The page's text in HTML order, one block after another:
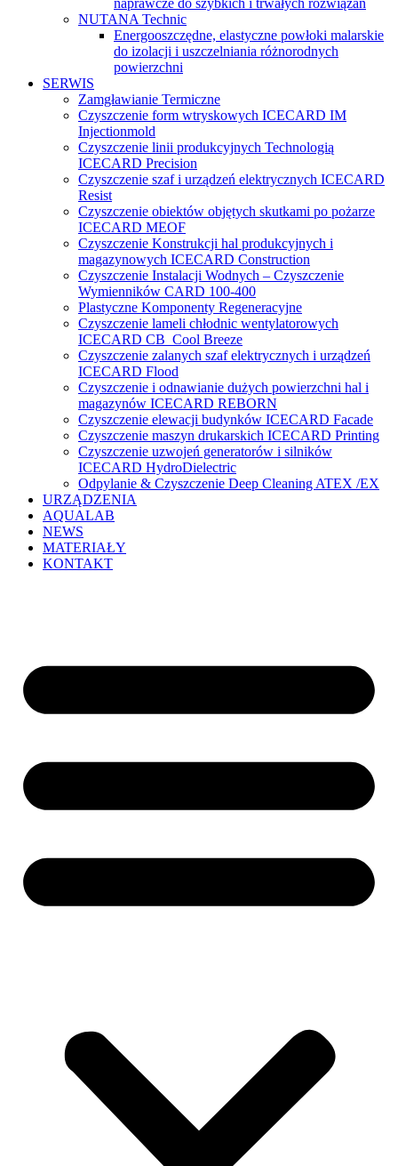
naprawcze do szybkich i trwałych rozwiązań
NUTANA Technic
Energooszczędne, elastyczne powłoki malarskie
do izolacji i uszczelniania różnorodnych
powierzchni
SERWIS
Zamgławianie Termiczne
Czyszczenie form wtryskowych ICECARD IM
Injectionmold
Czyszczenie linii produkcyjnych Technologią
ICECARD Precision
Czyszczenie szaf i urządzeń elektrycznych ICECARD
Resist
Czyszczenie obiektów objętych skutkami po pożarze
ICECARD MEOF
Czyszczenie Konstrukcji hal produkcyjnych i
magazynowych ICECARD Construction
Czyszczenie Instalacji Wodnych – Czyszczenie
Wymienników CARD 100-400
Plastyczne Komponenty Regeneracyjne
Czyszczenie lameli chłodnic wentylatorowych
ICECARD CB Cool Breeze
Czyszczenie zalanych szaf elektrycznych i urządzeń
ICECARD Flood
Czyszczenie i odnawianie dużych powierzchni hal i
magazynów ICECARD REBORN
Czyszczenie elewacji budynków ICECARD Facade
Czyszczenie maszyn drukarskich ICECARD Printing
Czyszczenie uzwojeń generatorów i silników
ICECARD HydroDielectric
Odpylanie & Czyszczenie Deep Cleaning ATEX /EX
URZĄDZENIA
AQUALAB
NEWS
MATERIAŁY
KONTAKT